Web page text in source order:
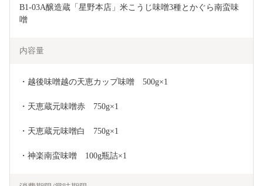
B1-03A醸造蔵「星野本店」米こうじ味噌3種とかぐら南蛮味
噌
内容量
・越後味噌越の天恵カップ味噌　500g×1
・天恵蔵元味噌赤　750g×1
・天恵蔵元味噌白　750g×1
・神楽南蛮味噌　100g瓶詰×1